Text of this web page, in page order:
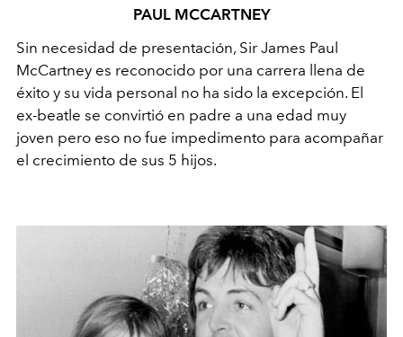
PAUL MCCARTNEY
Sin necesidad de presentación, Sir James Paul
McCartney es reconocido por una carrera llena de
éxito y su vida personal no ha sido la excepción. El
ex-beatle se convirtió en padre a una edad muy
joven pero eso no fue impedimento para acompañar
el crecimiento de sus 5 hijos.